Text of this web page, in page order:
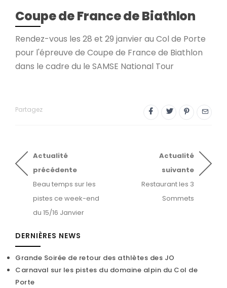
Coupe de France de Biathlon
Rendez-vous les 28 et 29 janvier au Col de Porte
pour l'épreuve de Coupe de France de Biathlon
dans le cadre du le SAMSE National Tour
Partagez
Actualité
précédente
Beau temps sur les
pistes ce week-end
du 15/16 Janvier
Actualité
suivante
Restaurant les 3
Sommets
DERNIÈRES NEWS
Grande Soirée de retour des athlètes des JO
Carnaval sur les pistes du domaine alpin du Col de
Porte